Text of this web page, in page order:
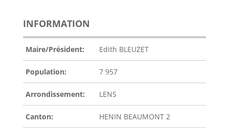
INFORMATION
Maire/Président: Edith BLEUZET
Population: 7 957
Arrondissement: LENS
Canton: HENIN BEAUMONT 2